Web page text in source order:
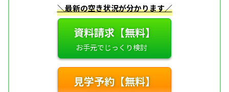
＼最新の空き状況が分かります／
資料請求【無料】
見学予約【無料】